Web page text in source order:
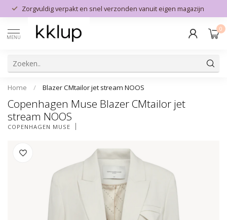
Zorgvuldig verpakt en snel verzonden vanuit eigen magazijn
MENU
0
Home / Blazer CMtailor jet stream NOOS
Copenhagen Muse Blazer CMtailor jet
stream NOOS
COPENHAGEN MUSE